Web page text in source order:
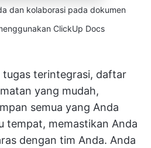
dan kolaborasi pada dokumen
ClickUp Docs
terintegrasi, daftar
yang mudah,
semua yang Anda
tempat, memastikan Anda
dengan tim Anda. Anda